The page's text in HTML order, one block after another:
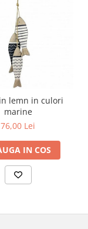
lemn in culori
marine
76,00 Lei
IN COS